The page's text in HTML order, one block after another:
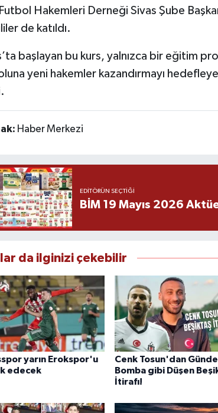
Hakemleri Derneği Sivas Şube
de katıldı.
başlayan bu kurs, yalnızca bir eğitim
yeni hakemler kazandırmayı
Haber Merkezi
EDITÖRÜN SEÇTIĞI
BİM 19 Mayıs 2026
da ilginizi çekebilir
yarın Erokspor'u
edecek
Cenk Tosun'dan
Bomba gibi Düşen
İtirafı!